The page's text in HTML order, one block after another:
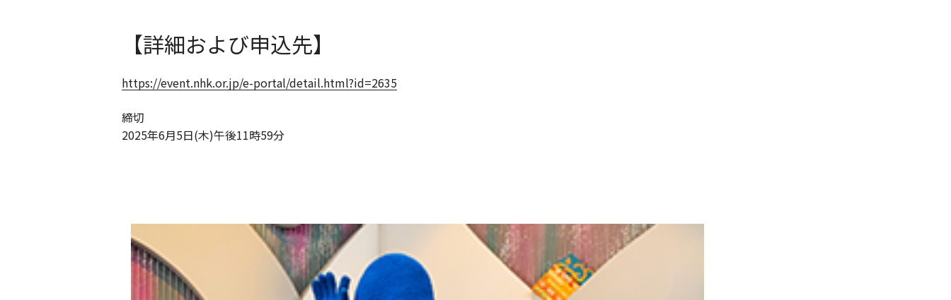
【詳細および申込先】
https://event.nhk.or.jp/e-portal/detail.html?id=2635
締切
2025年6月5日(木)午後11時59分